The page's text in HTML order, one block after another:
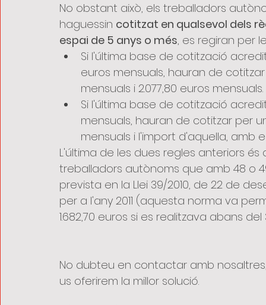
No obstant això, els treballadors
haguessin cotitzat en qualsevol dels
espai de 5 anys o més, es regiran per
Si l'última base de cotització
euros mensuals, hauran de
mensuals i 2.077,80 euros mensuals.
Si l'última base de cotització
mensuals, hauran de cotitzar per
mensuals i l'import d'aquella, amb
L'última de les dues regles anteriors
treballadors autònoms que amb 48 o
prevista en la Llei 39/2010, de 22 de
per a l'any 2011 (aquesta norma va
1.682,70 euros si es realitzava abans del
No dubteu en contactar amb
us oferirem la millor solució.